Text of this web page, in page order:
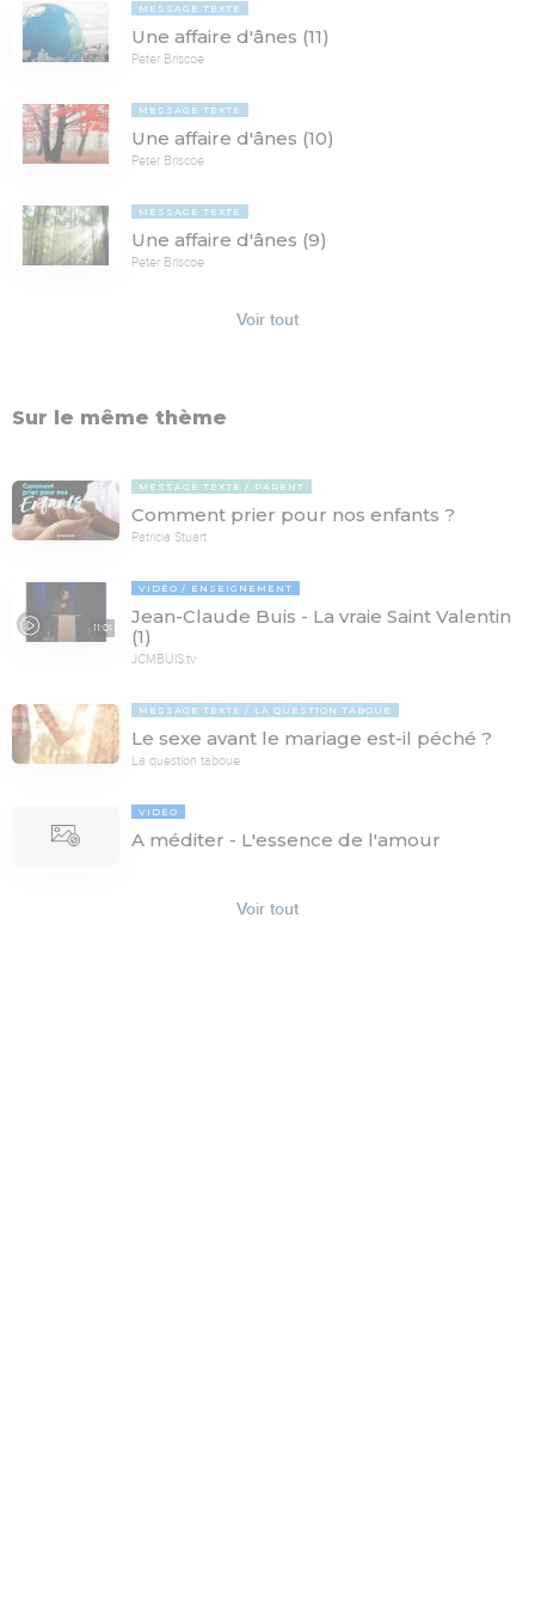
MESSAGE TEXTE
Une affaire d'ânes (11)
Peter Briscoe
MESSAGE TEXTE
Une affaire d'ânes (10)
Peter Briscoe
MESSAGE TEXTE
Une affaire d'ânes (9)
Peter Briscoe
Voir tout
Sur le même thème
MESSAGE TEXTE PARENT
Comment prier pour nos enfants ?
Patricia Stuart
11:01
VIDÉO ENSEIGNEMENT
Jean-Claude Buis - La vraie Saint Valentin
(1)
JCMBUIS.tv
MESSAGE TEXTE LA QUESTION TABOUE
Le sexe avant le mariage est-il péché ?
La question taboue
VIDÉO
A méditer - L'essence de l'amour
Voir tout